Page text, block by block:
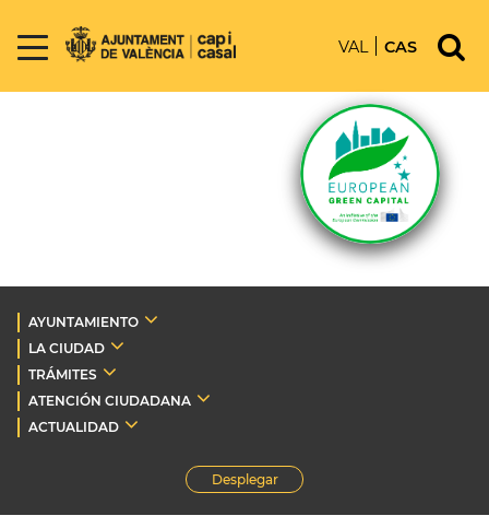
VAL CAS
AYUNTAMIENTO
LA CIUDAD
TRÁMITES
ATENCIÓN CIUDADANA
ACTUALIDAD
Desplegar